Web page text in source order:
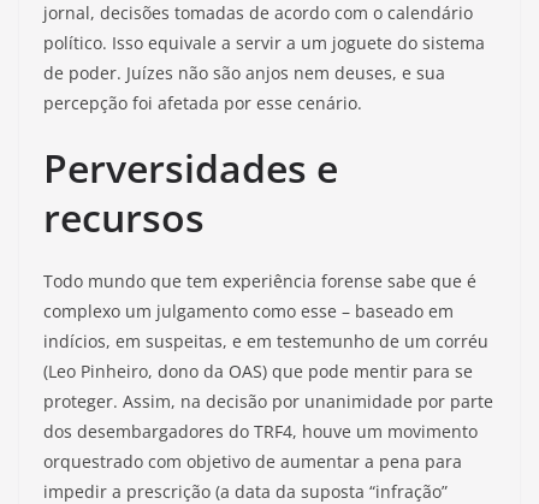
jornal, decisões tomadas de acordo com o calendário
político. Isso equivale a servir a um joguete do sistema
de poder. Juízes não são anjos nem deuses, e sua
percepção foi afetada por esse cenário.
Perversidades e
recursos
Todo mundo que tem experiência forense sabe que é
complexo um julgamento como esse – baseado em
indícios, em suspeitas, e em testemunho de um corréu
(Leo Pinheiro, dono da OAS) que pode mentir para se
proteger. Assim, na decisão por unanimidade por parte
dos desembargadores do TRF4, houve um movimento
orquestrado com objetivo de aumentar a pena para
impedir a prescrição (a data da suposta “infração”